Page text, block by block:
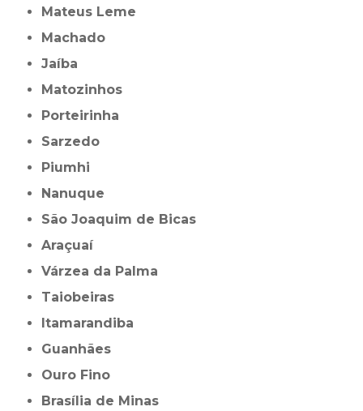
Mateus Leme
Machado
Jaíba
Matozinhos
Porteirinha
Sarzedo
Piumhi
Nanuque
São Joaquim de Bicas
Araçuaí
Várzea da Palma
Taiobeiras
Itamarandiba
Guanhães
Ouro Fino
Brasília de Minas